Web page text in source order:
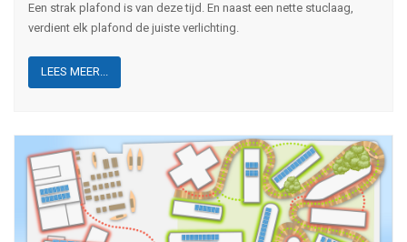
Een strak plafond is van deze tijd. En naast een nette stuclaag,
verdient elk plafond de juiste verlichting.
LEES MEER...